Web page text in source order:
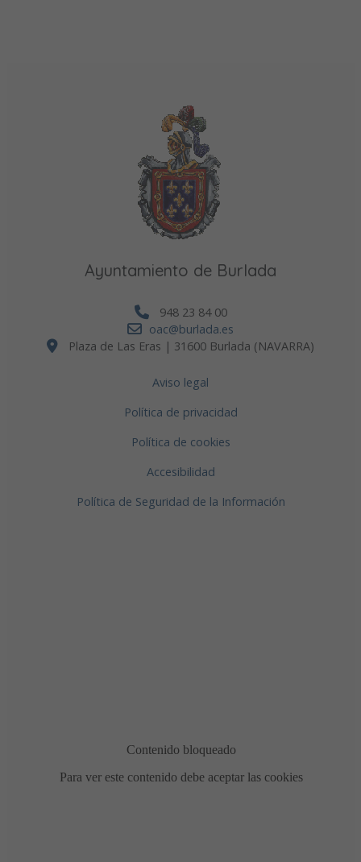
Ayuntamiento de Burlada
948 23 84 00
oac@burlada.es
Plaza de Las Eras | 31600 Burlada (NAVARRA)
Aviso legal
Política de privacidad
Política de cookies
Accesibilidad
Política de Seguridad de la Información